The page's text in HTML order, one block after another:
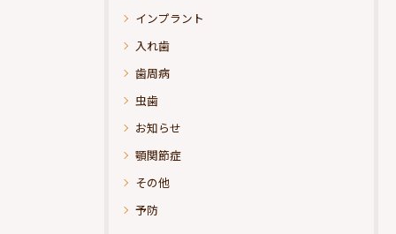
インプラント
入れ歯
歯周病
虫歯
お知らせ
顎関節症
その他
予防